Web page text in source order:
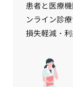
患者と医療
ンライン診
損失軽減・利